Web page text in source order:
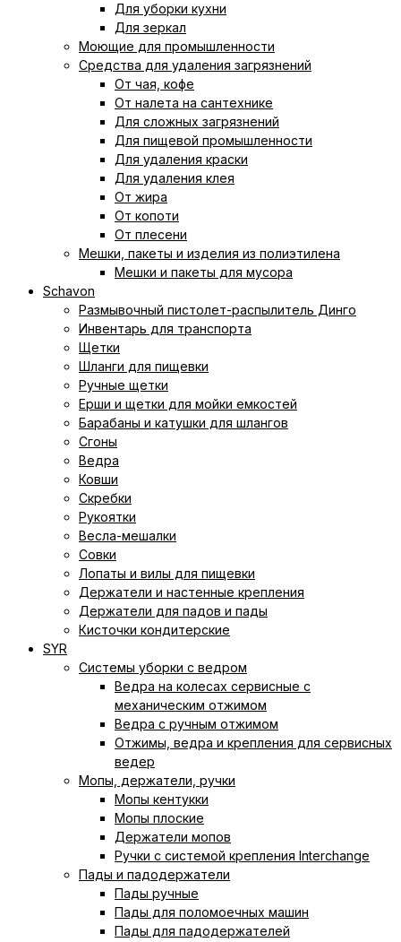
Для уборки кухни
Для зеркал
Моющие для промышленности
Средства для удаления загрязнений
От чая, кофе
От налета на сантехнике
Для сложных загрязнений
Для пищевой промышленности
Для удаления краски
Для удаления клея
От жира
От копоти
От плесени
Мешки, пакеты и изделия из полиэтилена
Мешки и пакеты для мусора
Schavon
Размывочный пистолет-распылитель Динго
Инвентарь для транспорта
Щетки
Шланги для пищевки
Ручные щетки
Ерши и щетки для мойки емкостей
Барабаны и катушки для шлангов
Сгоны
Ведра
Ковши
Скребки
Рукоятки
Весла-мешалки
Совки
Лопаты и вилы для пищевки
Держатели и настенные крепления
Держатели для падов и пады
Кисточки кондитерские
SYR
Системы уборки с ведром
Ведра на колесах сервисные с
механическим отжимом
Ведра с ручным отжимом
Отжимы, ведра и крепления для сервисных
ведер
Мопы, держатели, ручки
Мопы кентукки
Мопы плоские
Держатели мопов
Ручки с системой крепления Interchange
Пады и падодержатели
Пады ручные
Пады для поломоечных машин
Пады для падодержателей